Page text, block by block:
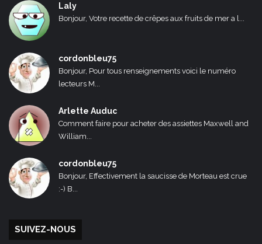
Laly
Bonjour, Votre recette de crêpes aux fruits de mer a l...
cordonbleu75
Bonjour, Pour tous renseignements voici le numéro
lecteurs M...
Arlette Auduc
Comment faire pour acheter des assiettes Maxwell and
William...
cordonbleu75
Bonjour, Effectivement la saucisse de Morteau est crue
:-) B...
SUIVEZ-NOUS